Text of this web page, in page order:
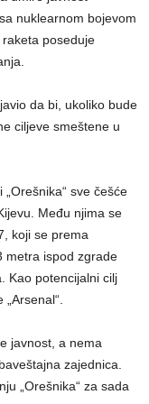
nuklearnom bojevom
poseduje
da bi, ukoliko bude
ciljeve smeštene u
sve češće
Među njima se
koji se prema
metra ispod zgrade
Kao potencijalni cilj
javnost, a nema
zajednica.
„Orešnika“ za sada